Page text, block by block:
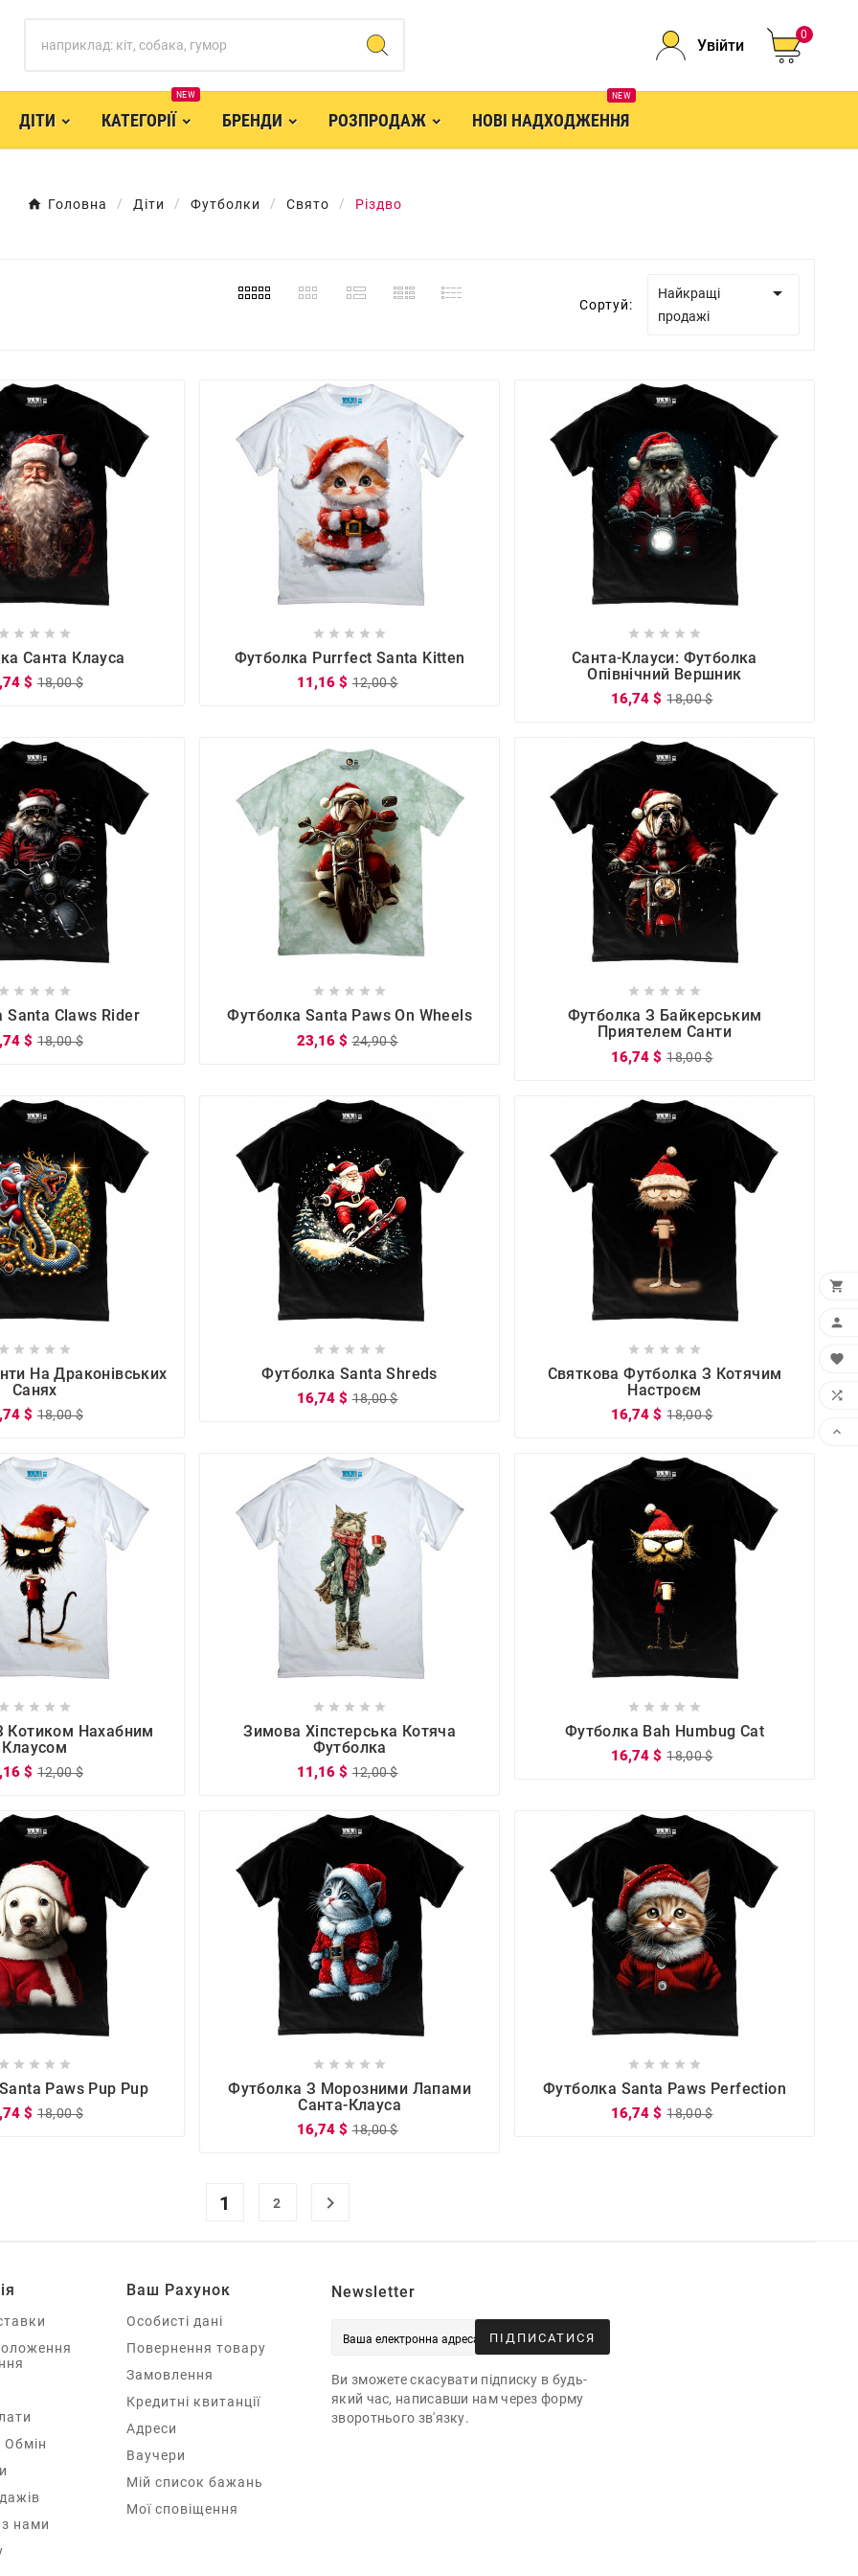
Увійти
0
ДІТИ КАТЕГОРІЇ
NEW
БРЕНДИ РОЗПРОДАЖ НОВІ НАДХОДЖЕННЯ
NEW
Головна Діти Футболки Свято Різдво
Сортуй:
Найкращі
продажі

    
Санта Клауса
$ 18,00 $
    
Футболка Purrfect Santa Kitten
11,16 $ 12,00 $
    
Санта-Клауси: Футболка
Опівнічний Вершник
16,74 $ 18,00 $
    
Santa Claws Rider
$ 18,00 $
    
Футболка Santa Paws On Wheels
23,16 $ 24,90 $
    
Футболка З Байкерським
Приятелем Санти
16,74 $ 18,00 $
 
    
На Драконівських
Санях
$ 18,00 $
 
    
Футболка Santa Shreds
16,74 $ 18,00 $
 
    
Святкова Футболка З Котячим
Настроєм
16,74 $ 18,00 $
    
Котиком Нахабним
Клаусом
$ 12,00 $
    
Зимова Хіпстерська Котяча
Футболка
11,16 $ 12,00 $
    
Футболка Bah Humbug Cat
16,74 $ 18,00 $
    
Paws Pup Pup
$ 18,00 $
    
Футболка З Морозними Лапами
Санта-Клауса
16,74 $ 18,00 $
    
Футболка Santa Paws Perfection
16,74 $ 18,00 $
1 2 
Обмін
нами
Ваш Рахунок
Особисті дані
Повернення товару
Замовлення
Кредитні квитанції
Адреси
Ваучери
Мій список бажань
Мої сповіщення
Newsletter
ПІДПИСАТИСЯ
Ви зможете скасувати підписку в будь-
який час, написавши нам через форму
зворотнього зв'язку.




